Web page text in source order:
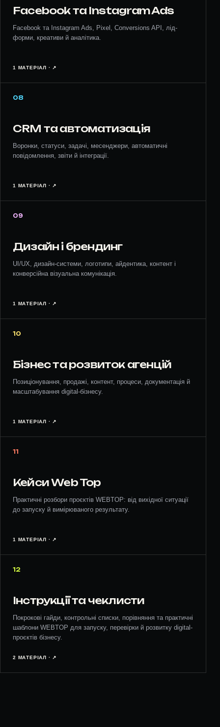
Facebook та Instagram Ads
Facebook та Instagram Ads, Pixel, Conversions API, лід-
форми, креативи й аналітика.
1 МАТЕРІАЛ · ↗︎
08
CRM та автоматизація
Воронки, статуси, задачі, месенджери, автоматичні
повідомлення, звіти й інтеграції.
1 МАТЕРІАЛ · ↗︎
09
Дизайн і брендинг
UI/UX, дизайн-системи, логотипи, айдентика, контент і
конверсійна візуальна комунікація.
1 МАТЕРІАЛ · ↗︎
10
Бізнес та розвиток агенцій
Позиціонування, продажі, контент, процеси, документація й
масштабування digital-бізнесу.
1 МАТЕРІАЛ · ↗︎
11
Кейси Web Top
Практичні розбори проєктів WEBTOP: від вихідної ситуації
до запуску й вимірюваного результату.
1 МАТЕРІАЛ · ↗︎
12
Інструкції та чеклисти
Покрокові гайди, контрольні списки, порівняння та практичні
шаблони WEBTOP для запуску, перевірки й розвитку digital-
проєктів бізнесу.
2 МАТЕРІАЛ · ↗︎